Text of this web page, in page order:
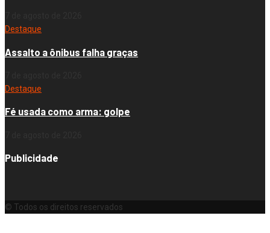
Destaque
Assalto a ônibus falha graças
Destaque
Fé usada como arma: golpe
Publicidade
© Todos os direitos reservados